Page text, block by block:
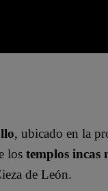
, ubicado en la
los templos incas
de León.